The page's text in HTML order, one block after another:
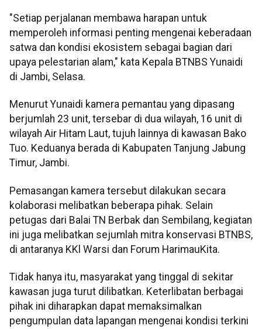
"Setiap perjalanan membawa harapan untuk
memperoleh informasi penting mengenai keberadaan
satwa dan kondisi ekosistem sebagai bagian dari
upaya pelestarian alam," kata Kepala BTNBS Yunaidi
di Jambi, Selasa.
Menurut Yunaidi kamera pemantau yang dipasang
berjumlah 23 unit, tersebar di dua wilayah, 16 unit di
wilayah Air Hitam Laut, tujuh lainnya di kawasan Bako
Tuo. Keduanya berada di Kabupaten Tanjung Jabung
Timur, Jambi.
Pemasangan kamera tersebut dilakukan secara
kolaborasi melibatkan beberapa pihak. Selain
petugas dari Balai TN Berbak dan Sembilang, kegiatan
ini juga melibatkan sejumlah mitra konservasi BTNBS,
di antaranya KKl Warsi dan Forum HarimauKita.
Tidak hanya itu, masyarakat yang tinggal di sekitar
kawasan juga turut dilibatkan. Keterlibatan berbagai
pihak ini diharapkan dapat memaksimalkan
pengumpulan data lapangan mengenai kondisi terkini